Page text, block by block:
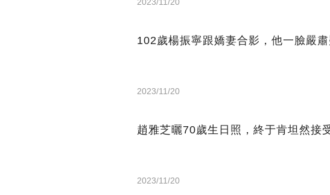
2023/11/20
102歲楊振寧跟嬌妻合影，他一臉嚴
2023/11/20
趙雅芝曬70歲生日照，終于肯坦然接
2023/11/20